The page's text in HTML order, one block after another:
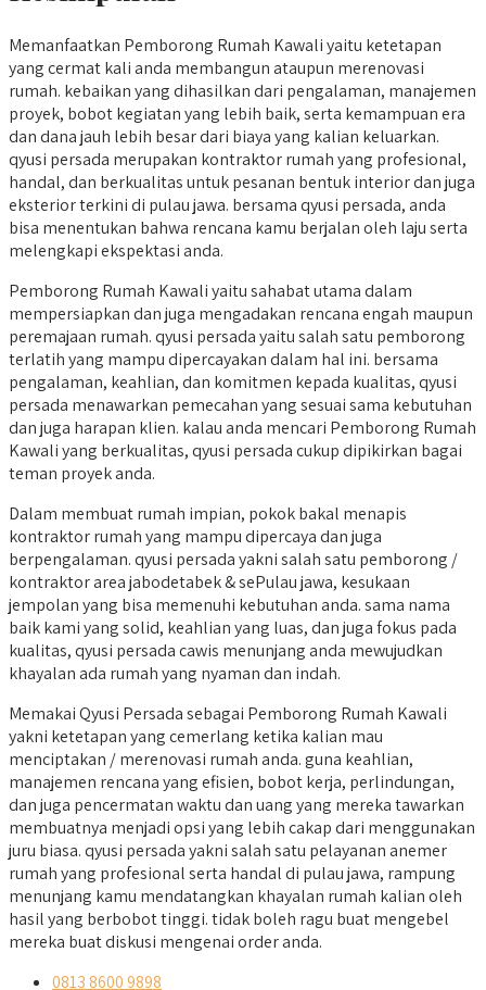
Memanfaatkan Pemborong Rumah Kawali yaitu ketetapan
yang cermat kali anda membangun ataupun merenovasi
rumah. kebaikan yang dihasilkan dari pengalaman, manajemen
proyek, bobot kegiatan yang lebih baik, serta kemampuan era
dan dana jauh lebih besar dari biaya yang kalian keluarkan.
qyusi persada merupakan kontraktor rumah yang profesional,
handal, dan berkualitas untuk pesanan bentuk interior dan juga
eksterior terkini di pulau jawa. bersama qyusi persada, anda
bisa menentukan bahwa rencana kamu berjalan oleh laju serta
melengkapi ekspektasi anda.
Pemborong Rumah Kawali yaitu sahabat utama dalam
mempersiapkan dan juga mengadakan rencana engah maupun
peremajaan rumah. qyusi persada yaitu salah satu pemborong
terlatih yang mampu dipercayakan dalam hal ini. bersama
pengalaman, keahlian, dan komitmen kepada kualitas, qyusi
persada menawarkan pemecahan yang sesuai sama kebutuhan
dan juga harapan klien. kalau anda mencari Pemborong Rumah
Kawali yang berkualitas, qyusi persada cukup dipikirkan bagai
teman proyek anda.
Dalam membuat rumah impian, pokok bakal menapis
kontraktor rumah yang mampu dipercaya dan juga
berpengalaman. qyusi persada yakni salah satu pemborong /
kontraktor area jabodetabek & sePulau jawa, kesukaan
jempolan yang bisa memenuhi kebutuhan anda. sama nama
baik kami yang solid, keahlian yang luas, dan juga fokus pada
kualitas, qyusi persada cawis menunjang anda mewujudkan
khayalan ada rumah yang nyaman dan indah.
Memakai Qyusi Persada sebagai Pemborong Rumah Kawali
yakni ketetapan yang cemerlang ketika kalian mau
menciptakan / merenovasi rumah anda. guna keahlian,
manajemen rencana yang efisien, bobot kerja, perlindungan,
dan juga pencermatan waktu dan uang yang mereka tawarkan
membuatnya menjadi opsi yang lebih cakap dari menggunakan
juru biasa. qyusi persada yakni salah satu pelayanan anemer
rumah yang profesional serta handal di pulau jawa, rampung
menunjang kamu mendatangkan khayalan rumah kalian oleh
hasil yang berbobot tinggi. tidak boleh ragu buat mengebel
mereka buat diskusi mengenai order anda.
0813 8600 9898